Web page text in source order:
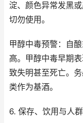
淀、颜色异常发黑
切勿使用。
甲醇中毒预警：自
高。甲醇中毒早期
致失明甚至死亡。
类作为基酒。
6. 保存、饮用与人